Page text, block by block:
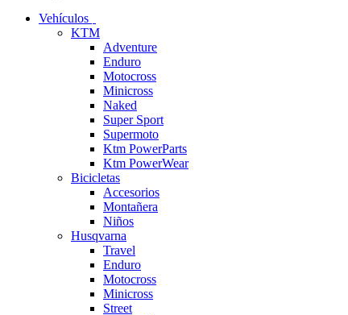
Vehículos
KTM
Adventure
Enduro
Motocross
Minicross
Naked
Super Sport
Supermoto
Ktm PowerParts
Ktm PowerWear
Bicicletas
Accesorios
Montañera
Niños
Husqvarna
Travel
Enduro
Motocross
Minicross
Street